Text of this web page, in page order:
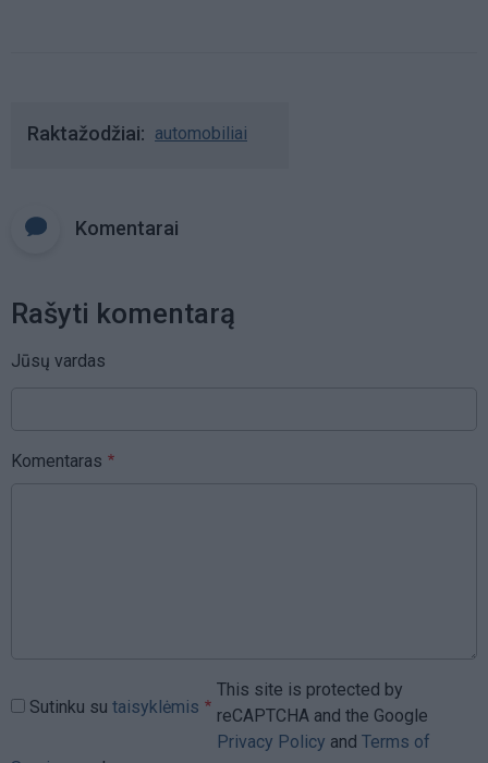
Raktažodžiai automobiliai
Komentarai
Rašyti komentarą
Jūsų vardas
Komentaras
Sutinku su taisyklėmis
This site is protected by
reCAPTCHA and the Google
Privacy Policy and Terms of